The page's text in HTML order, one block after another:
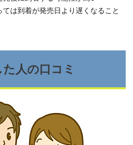
は到着が発売日より遅くなること
人の口コミ